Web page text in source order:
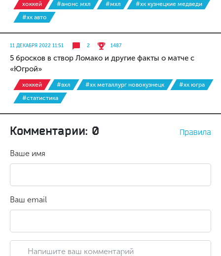
хоккей #анонс мхл #мхл
#хк кузнецкие медведи
#хк авто
11 ДЕКАБРЯ 2022 11:51 2 1487
5 бросков в створ Ломако и другие факты о матче с
«Югрой»
хоккей #вхл #хк металлург новокузнецк
#хк югра
#статистика
Комментарии: 0 Правила
Ваше имя
Ваш email